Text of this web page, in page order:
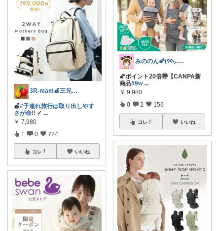
3R-mam🍎三兄弟母
🍎#子連れ旅行は取り出しやす
さが命!! ✓ ...
￥ 7,980
1 0 724
コレ いいね
みののん🌠(୨୧•͈ᴗ•͈)感謝♡
🌠ポイント20倍🉐【CANPA新
商品#9w ...
￥ 9,980
0 2 156
コレ いいね